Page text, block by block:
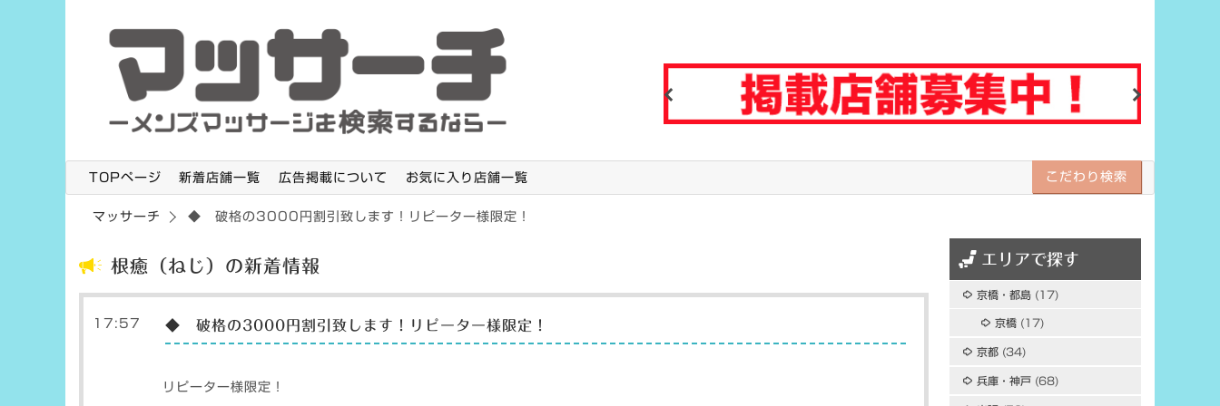
Previous
TOPページ 新着店舗一覧 広告掲載について お気に入り店舗一覧 こだわり検索
マッサーチ ◆ 破格の3000円割引致します！リピーター様限定！
エリアで探す
京橋・都島 (17)
京橋 (17)
京都 (34)
兵庫・神戸 (68)
根癒（ねじ）の新着情報
17:57 ◆ 破格の3000円割引致します！リピーター様限定！
リピーター様限定！